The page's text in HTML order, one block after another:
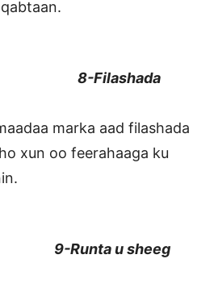
8-Filashada
marka aad filashada
xun oo feerahaaga ku
9-Runta u sheeg